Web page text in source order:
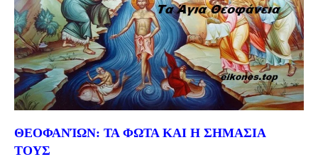
ΘΕΟΦΑΝΊΩΝ: ΤΑ ΦΩΤΑ ΚΑΙ Η ΣΗΜΑΣΙΑ
ΤΟΥΣ